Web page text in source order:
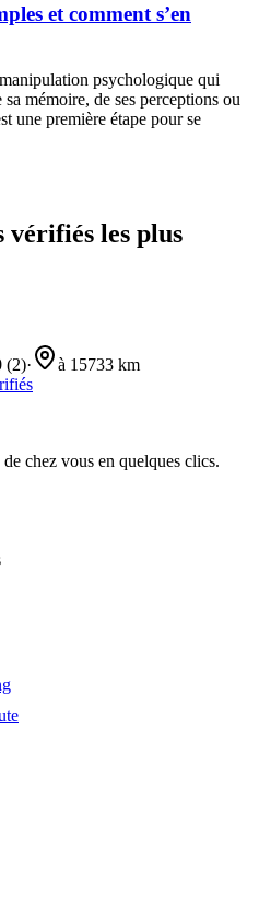
et comment s’en
psychologique qui
mémoire, de ses perceptions ou
une première étape pour se
vérifiés les plus
(2)·
à 15733 km
chez vous en quelques clics.